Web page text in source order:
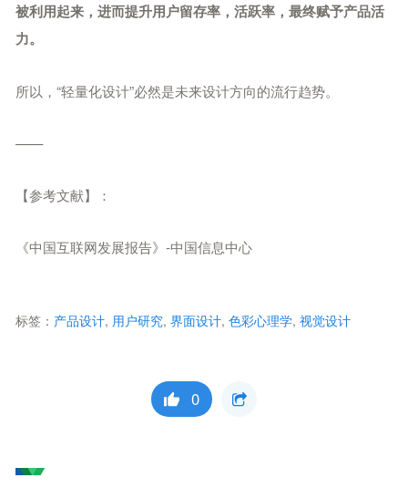
被利用起来，进而提升用户留存率，活跃率，最终赋予产品活
力。
所以，“轻量化设计”必然是未来设计方向的流行趋势。
——
【参考文献】：
《中国互联网发展报告》-中国信息中心
标签： 产品设计, 用户研究, 界面设计, 色彩心理学, 视觉设计
0